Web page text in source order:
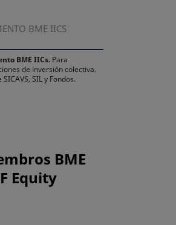
BME IICS
BME IICs. Para
de inversión colectiva.
SIL y Fondos.
BME
Equity